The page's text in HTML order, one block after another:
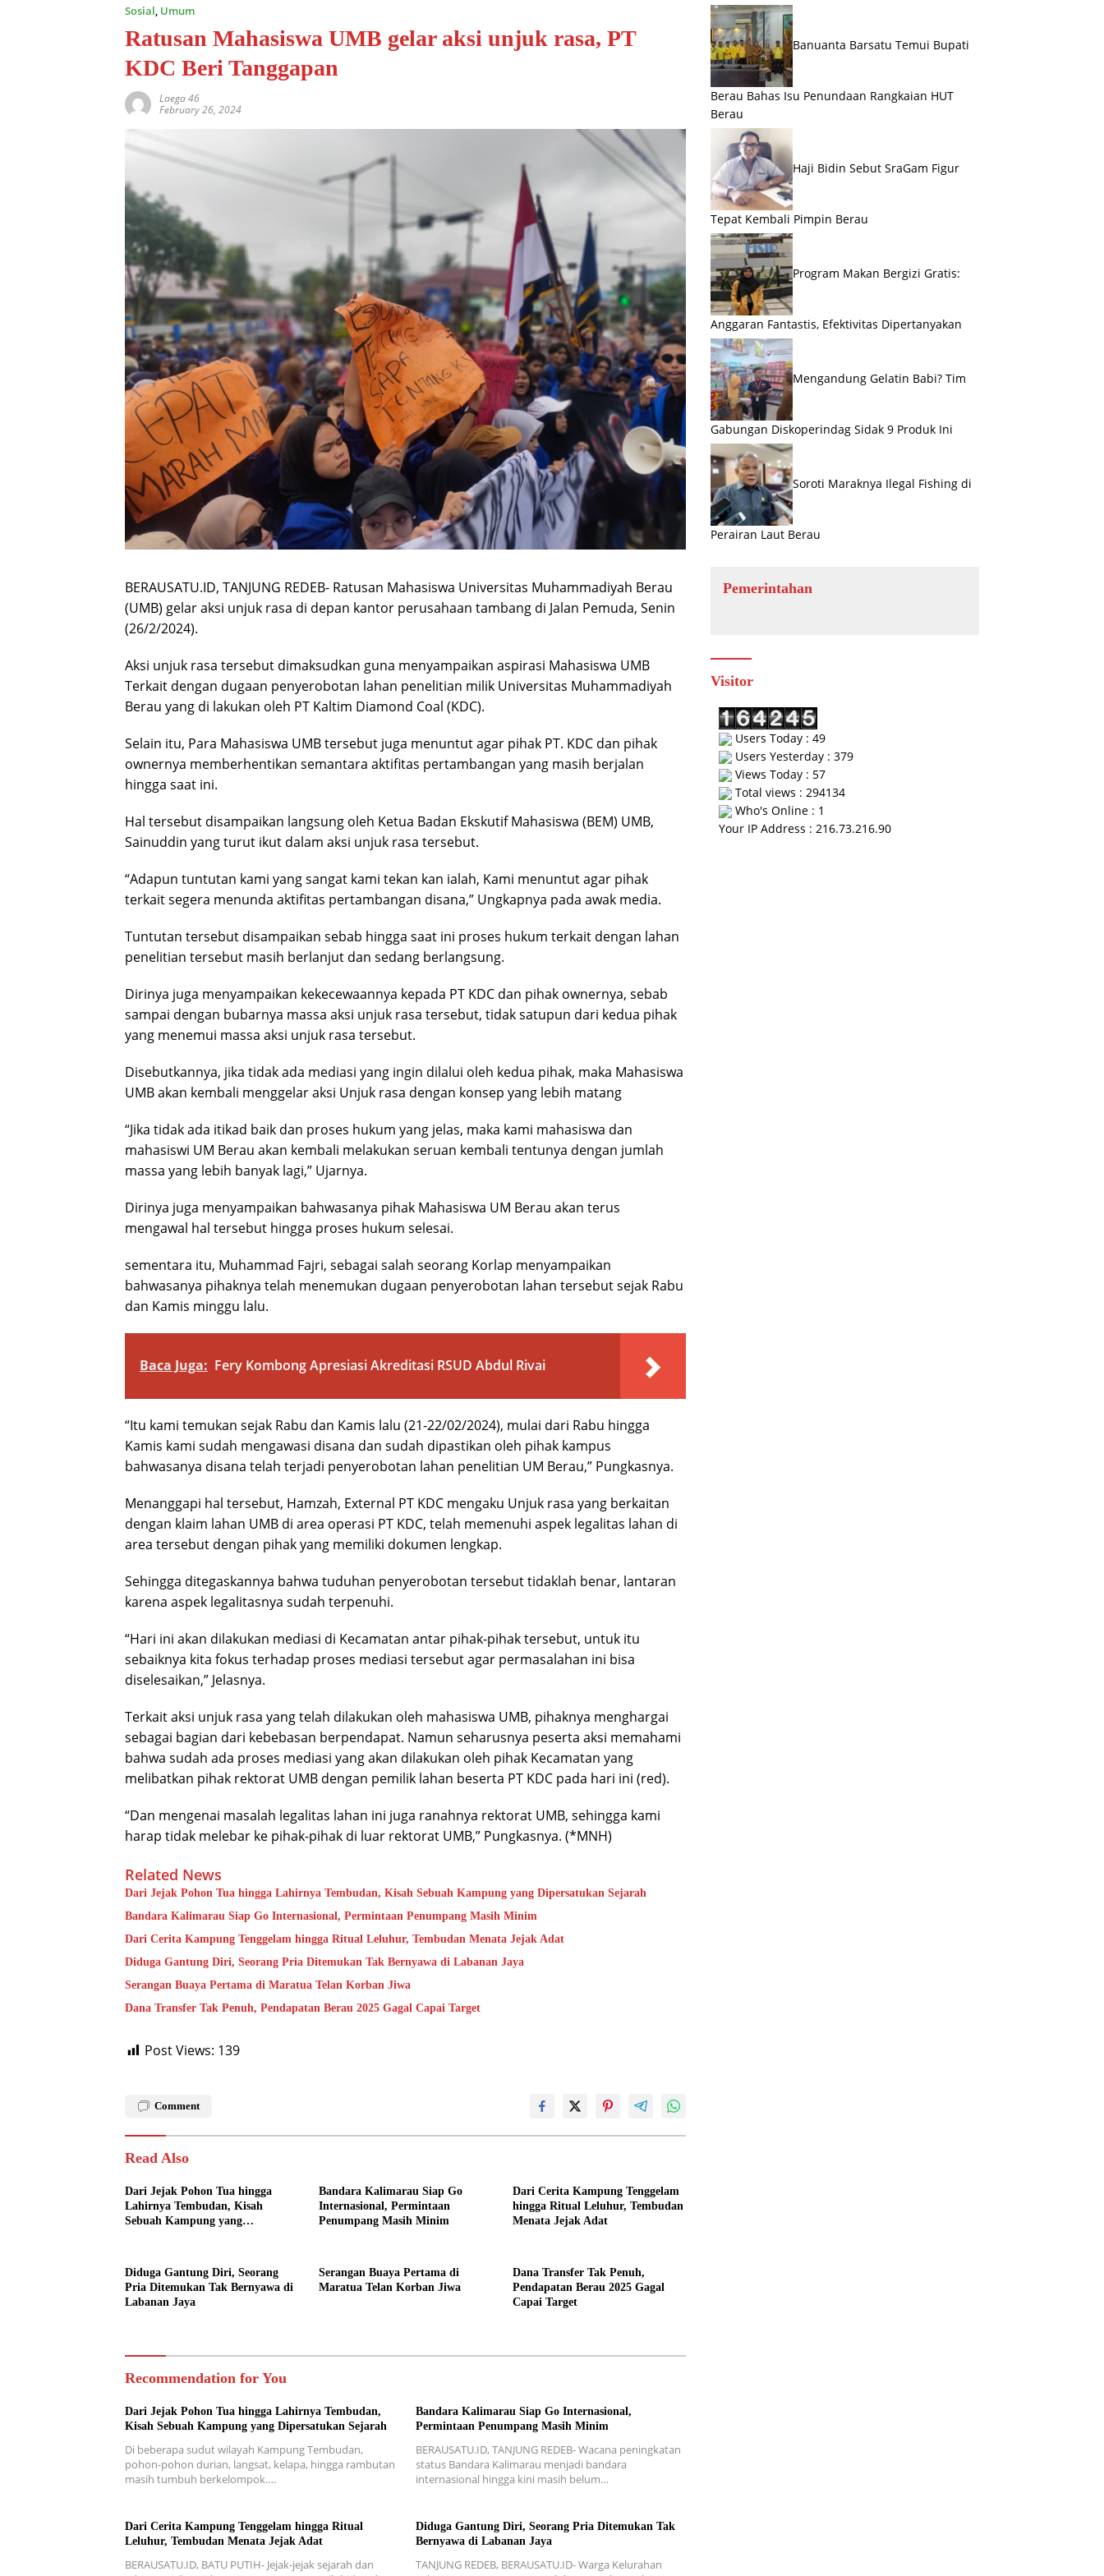
Sosial, Umum
Ratusan Mahasiswa UMB gelar aksi unjuk rasa, PT
KDC Beri Tanggapan
Laega 46
February 26, 2024
BERAUSATU.ID, TANJUNG REDEB- Ratusan Mahasiswa Universitas Muhammadiyah Berau
(UMB) gelar aksi unjuk rasa di depan kantor perusahaan tambang di Jalan Pemuda, Senin
(26/2/2024).
Aksi unjuk rasa tersebut dimaksudkan guna menyampaikan aspirasi Mahasiswa UMB
Terkait dengan dugaan penyerobotan lahan penelitian milik Universitas Muhammadiyah
Berau yang di lakukan oleh PT Kaltim Diamond Coal (KDC).
Selain itu, Para Mahasiswa UMB tersebut juga menuntut agar pihak PT. KDC dan pihak
ownernya memberhentikan semantara aktifitas pertambangan yang masih berjalan
hingga saat ini.
Hal tersebut disampaikan langsung oleh Ketua Badan Ekskutif Mahasiswa (BEM) UMB,
Sainuddin yang turut ikut dalam aksi unjuk rasa tersebut.
“Adapun tuntutan kami yang sangat kami tekan kan ialah, Kami menuntut agar pihak
terkait segera menunda aktifitas pertambangan disana,” Ungkapnya pada awak media.
Tuntutan tersebut disampaikan sebab hingga saat ini proses hukum terkait dengan lahan
penelitian tersebut masih berlanjut dan sedang berlangsung.
Dirinya juga menyampaikan kekecewaannya kepada PT KDC dan pihak ownernya, sebab
sampai dengan bubarnya massa aksi unjuk rasa tersebut, tidak satupun dari kedua pihak
yang menemui massa aksi unjuk rasa tersebut.
Disebutkannya, jika tidak ada mediasi yang ingin dilalui oleh kedua pihak, maka Mahasiswa
UMB akan kembali menggelar aksi Unjuk rasa dengan konsep yang lebih matang
“Jika tidak ada itikad baik dan proses hukum yang jelas, maka kami mahasiswa dan
mahasiswi UM Berau akan kembali melakukan seruan kembali tentunya dengan jumlah
massa yang lebih banyak lagi,” Ujarnya.
Dirinya juga menyampaikan bahwasanya pihak Mahasiswa UM Berau akan terus
mengawal hal tersebut hingga proses hukum selesai.
sementara itu, Muhammad Fajri, sebagai salah seorang Korlap menyampaikan
bahwasanya pihaknya telah menemukan dugaan penyerobotan lahan tersebut sejak Rabu
dan Kamis minggu lalu.
Baca Juga: Fery Kombong Apresiasi Akreditasi RSUD Abdul Rivai
“Itu kami temukan sejak Rabu dan Kamis lalu (21-22/02/2024), mulai dari Rabu hingga
Kamis kami sudah mengawasi disana dan sudah dipastikan oleh pihak kampus
bahwasanya disana telah terjadi penyerobotan lahan penelitian UM Berau,” Pungkasnya.
Menanggapi hal tersebut, Hamzah, External PT KDC mengaku Unjuk rasa yang berkaitan
dengan klaim lahan UMB di area operasi PT KDC, telah memenuhi aspek legalitas lahan di
area tersebut dengan pihak yang memiliki dokumen lengkap.
Sehingga ditegaskannya bahwa tuduhan penyerobotan tersebut tidaklah benar, lantaran
karena aspek legalitasnya sudah terpenuhi.
“Hari ini akan dilakukan mediasi di Kecamatan antar pihak-pihak tersebut, untuk itu
sebaiknya kita fokus terhadap proses mediasi tersebut agar permasalahan ini bisa
diselesaikan,” Jelasnya.
Terkait aksi unjuk rasa yang telah dilakukan oleh mahasiswa UMB, pihaknya menghargai
sebagai bagian dari kebebasan berpendapat. Namun seharusnya peserta aksi memahami
bahwa sudah ada proses mediasi yang akan dilakukan oleh pihak Kecamatan yang
melibatkan pihak rektorat UMB dengan pemilik lahan beserta PT KDC pada hari ini (red).
“Dan mengenai masalah legalitas lahan ini juga ranahnya rektorat UMB, sehingga kami
harap tidak melebar ke pihak-pihak di luar rektorat UMB,” Pungkasnya. (*MNH)
Related News
Dari Jejak Pohon Tua hingga Lahirnya Tembudan, Kisah Sebuah Kampung yang Dipersatukan Sejarah
Bandara Kalimarau Siap Go Internasional, Permintaan Penumpang Masih Minim
Dari Cerita Kampung Tenggelam hingga Ritual Leluhur, Tembudan Menata Jejak Adat
Diduga Gantung Diri, Seorang Pria Ditemukan Tak Bernyawa di Labanan Jaya
Serangan Buaya Pertama di Maratua Telan Korban Jiwa
Dana Transfer Tak Penuh, Pendapatan Berau 2025 Gagal Capai Target
Post Views: 139
Comment
Read Also
Dari Jejak Pohon Tua hingga
Lahirnya Tembudan, Kisah
Sebuah Kampung yang
Bandara Kalimarau Siap Go
Internasional, Permintaan
Penumpang Masih Minim
Dari Cerita Kampung Tenggelam
hingga Ritual Leluhur, Tembudan
Menata Jejak Adat
Diduga Gantung Diri, Seorang
Pria Ditemukan Tak Bernyawa di
Labanan Jaya
Serangan Buaya Pertama di
Maratua Telan Korban Jiwa
Dana Transfer Tak Penuh,
Pendapatan Berau 2025 Gagal
Capai Target
Recommendation for You
Dari Jejak Pohon Tua hingga Lahirnya Tembudan,
Kisah Sebuah Kampung yang Dipersatukan Sejarah
Di beberapa sudut wilayah Kampung Tembudan,
pohon-pohon durian, langsat, kelapa, hingga rambutan
masih tumbuh berkelompok….
Bandara Kalimarau Siap Go Internasional,
Permintaan Penumpang Masih Minim
BERAUSATU.ID, TANJUNG REDEB- Wacana peningkatan
status Bandara Kalimarau menjadi bandara
internasional hingga kini masih belum…
Dari Cerita Kampung Tenggelam hingga Ritual
Leluhur, Tembudan Menata Jejak Adat
BERAUSATU.ID, BATU PUTIH- Jejak-jejak sejarah dan
Diduga Gantung Diri, Seorang Pria Ditemukan Tak
Bernyawa di Labanan Jaya
TANJUNG REDEB, BERAUSATU.ID- Warga Kelurahan
Banuanta Barsatu Temui Bupati
Berau Bahas Isu Penundaan Rangkaian HUT
Berau
Haji Bidin Sebut SraGam Figur
Tepat Kembali Pimpin Berau
Program Makan Bergizi Gratis:
Anggaran Fantastis, Efektivitas Dipertanyakan
Mengandung Gelatin Babi? Tim
Gabungan Diskoperindag Sidak 9 Produk Ini
Soroti Maraknya Ilegal Fishing di
Perairan Laut Berau
Pemerintahan
Visitor
Users Today : 49
Users Yesterday : 379
Views Today : 57
Total views : 294134
Who's Online : 1
Your IP Address : 216.73.216.90